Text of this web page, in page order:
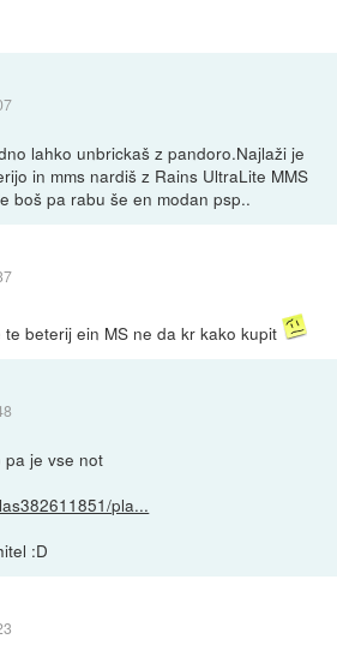
lahko unbrickaš z pandoro.Najlaži je
in mms nardiš z Rains UltraLite MMS
boš pa rabu še en modan psp..
beterij ein MS ne da kr kako kupit
pa je vse not
pla...
:D